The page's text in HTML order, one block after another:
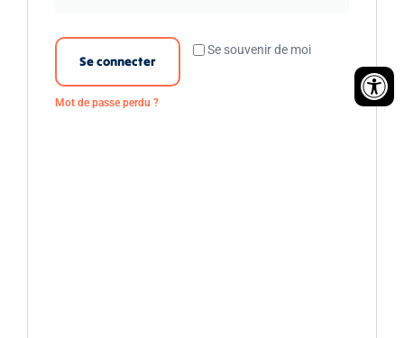
Se souvenir de moi
Se connecter
Mot de passe perdu ?